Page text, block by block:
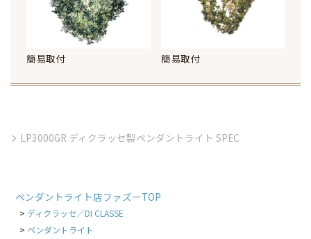
簡易取付 簡易取付
LP3000GR ディクラッセ製ペンダントライト SPEC
ペンダントライト店ファズーTOP
ディクラッセ／DI CLASSE
ペンダントライト